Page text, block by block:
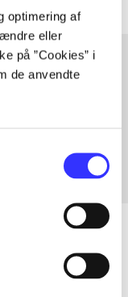
optimering af
eller
på ”Cookies” i
de anvendte